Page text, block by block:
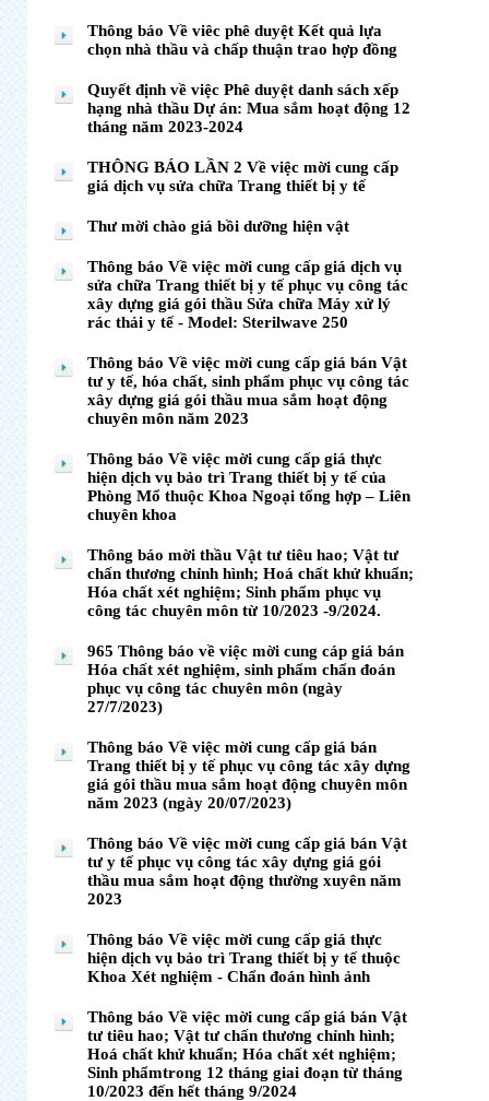
Thông báo Về viêc phê duyệt Kết quả lựa
chọn nhà thầu và chấp thuận trao hợp đồng
Quyết định về việc Phê duyệt danh sách xếp
hạng nhà thầu Dự án: Mua sắm hoạt động 12
tháng năm 2023-2024
THÔNG BÁO LẦN 2 Về việc mời cung cấp
giá dịch vụ sửa chữa Trang thiết bị y tế
Thư mời chào giá bồi dưỡng hiện vật
Thông báo Về việc mời cung cấp giá dịch vụ
sửa chữa Trang thiết bị y tế phục vụ công tác
xây dựng giá gói thầu Sửa chữa Máy xử lý
rác thải y tế - Model: Sterilwave 250
Thông báo Về việc mời cung cấp giá bán Vật
tư y tế, hóa chất, sinh phẩm phục vụ công tác
xây dựng giá gói thầu mua sắm hoạt động
chuyên môn năm 2023
Thông báo Về việc mời cung cấp giá thực
hiện dịch vụ bảo trì Trang thiết bị y tế của
Phòng Mổ thuộc Khoa Ngoại tổng hợp – Liên
chuyên khoa
Thông báo mời thầu Vật tư tiêu hao; Vật tư
chấn thương chỉnh hình; Hoá chất khử khuẩn;
Hóa chất xét nghiệm; Sinh phẩm phục vụ
công tác chuyên môn từ 10/2023 -9/2024.
965 Thông báo về việc mời cung cáp giá bán
Hóa chất xét nghiệm, sinh phẩm chẩn đoán
phục vụ công tác chuyên môn (ngày
27/7/2023)
Thông báo Về việc mời cung cấp giá bán
Trang thiết bị y tế phục vụ công tác xây dựng
giá gói thầu mua sắm hoạt động chuyên môn
năm 2023 (ngày 20/07/2023)
Thông báo Về việc mời cung cấp giá bán Vật
tư y tế phục vụ công tác xây dựng giá gói
thầu mua sắm hoạt động thường xuyên năm
2023
Thông báo Về việc mời cung cấp giá thực
hiện dịch vụ bảo trì Trang thiết bị y tế thuộc
Khoa Xét nghiệm - Chẩn đoán hình ảnh
Thông báo Về việc mời cung cấp giá bán Vật
tư tiêu hao; Vật tư chấn thương chỉnh hình;
Hoá chất khử khuẩn; Hóa chất xét nghiệm;
Sinh phẩmtrong 12 tháng giai đoạn từ tháng
10/2023 đến hết tháng 9/2024